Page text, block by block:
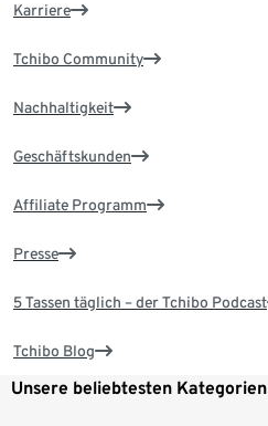
Karriere
Tchibo Community
Nachhaltigkeit
Geschäftskunden
Affiliate Programm
Presse
5 Tassen täglich – der Tchibo Podcast
Tchibo Blog
Unsere beliebtesten Kategorien